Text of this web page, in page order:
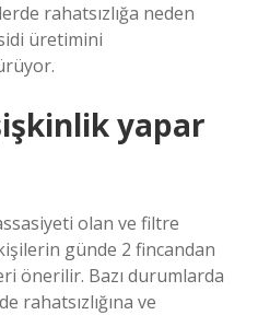
rahatsızlığa neden
üretimini
yapar
olan ve filtre
günde 2 fincandan
önerilir. Bazı durumlarda
rahatsızlığına ve